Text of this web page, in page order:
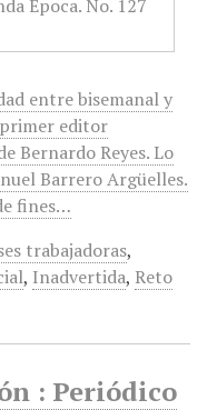
entre bisemanal y
primer editor
Bernardo Reyes. Lo
Barrero Argüelles.
fines…
trabajadoras,
, Inadvertida, Reto
: Periódico